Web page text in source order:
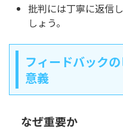
批判には丁寧に返信
しょう。
フィードバック
意義
なぜ重要か